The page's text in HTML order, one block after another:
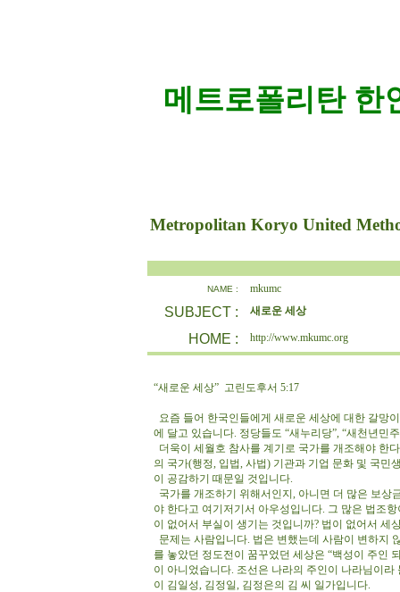
메트로폴리탄 한
Metropolitan Koryo United
NAME : mkumc
SUBJECT : 새로운 세상
HOME : http://www.mkumc.org
“새로운 세상” 고린도후서 5:17
요즘 들어 한국인들에게 새로운 세상에 대한 갈망
에 달고 있습니다. 정당들도 “새누리당”, “새천년민
더욱이 세월호 참사를 계기로 국가를 개조해야 한
의 국가(행정, 입법, 사법) 기관과 기업 문화 및 국민
이 공감하기 때문일 것입니다.
국가를 개조하기 위해서인지, 아니면 더 많은 보상
야 한다고 여기저기서 아우성입니다. 그 많은 법조
이 없어서 부실이 생기는 것입니까? 법이 없어서 세
문제는 사람입니다. 법은 변했는데 사람이 변하지
를 놓았던 정도전이 꿈꾸었던 세상은 “백성이 주인
이 아니었습니다. 조선은 나라의 주인이 나라님이
이 김일성, 김정일, 김정은의 김 씨 일가입니다.